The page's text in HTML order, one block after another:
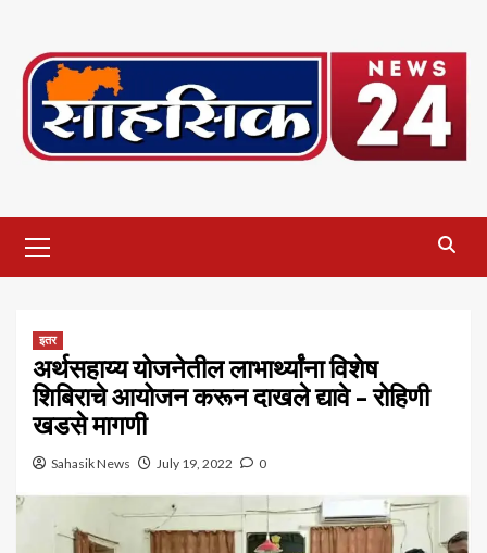
content
Menu
इतर
अर्थसहाय्य योजनेतील लाभार्थ्यांना विशेष
शिबिराचे आयोजन करून दाखले द्यावे – रोहिणी
खडसे मागणी
Sahasik News July 19, 2022 0